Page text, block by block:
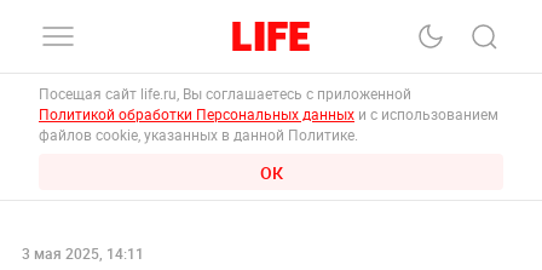
Посещая сайт life.ru, Вы соглашаетесь с приложенной
Политикой обработки Персональных данных и с использованием
файлов cookie, указанных в данной Политике.
ОК
3 мая 2025, 14:11